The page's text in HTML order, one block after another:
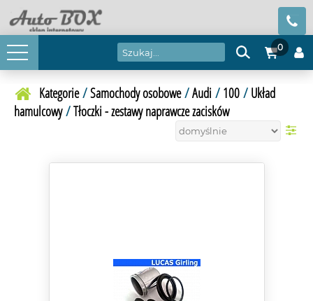
0
Kategorie/Samochody osobowe/Audi / 100/ Układ
hamulcowy/Tłoczki - zestawy naprawcze zacisków